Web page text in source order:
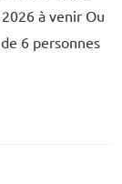
à venir Ou
6 personnes